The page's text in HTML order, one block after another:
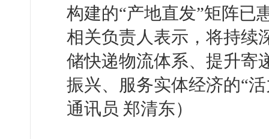
构建的“产地直发”矩阵已
相关负责人表示，将持续
储快递物流体系、提升寄
振兴、服务实体经济的“
通讯员 郑清东）